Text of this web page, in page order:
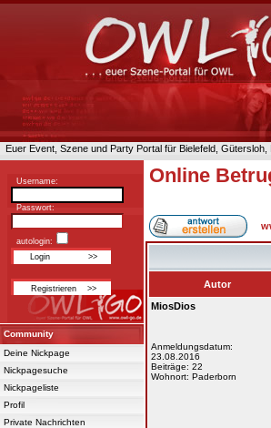
Euer Event, Szene und Party Portal für Bielefeld,
Username:
Passwort:
autologin:
Community
Deine Nickpage
Nickpagesuche
Nickpageliste
Profil
Private Nachrichten
Online
Autor
MiosDios
Anmeldungsdatum:
23.08.2016
Beiträge: 22
Wohnort: Paderborn